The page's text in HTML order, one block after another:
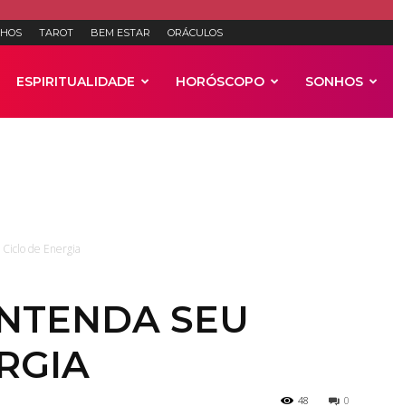
TAROT BEM ESTAR ORÁCULOS
ESPIRITUALIDADE HORÓSCOPO SONHOS
de Energia
SEU
0
48